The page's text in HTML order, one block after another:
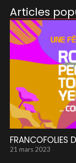
Articles
FRANCOFOLIES
21 mars 2023